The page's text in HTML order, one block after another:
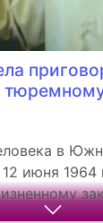
в
июня 1964
за